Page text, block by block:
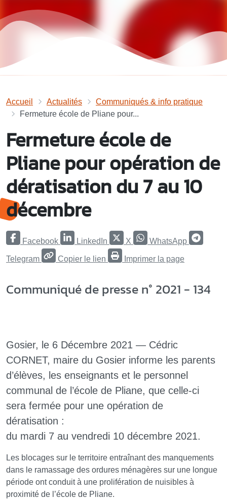
Accueil Actualités
Communiqués & info pratique
Fermeture école de Pliane pour...
Fermeture école de
Pliane pour opération de
dératisation du 7 au 10
décembre
Facebook LinkedIn X WhatsApp
Telegram Copier le lien Imprimer la page
Communiqué de presse n° 2021 - 134
Gosier, le 6 Décembre 2021 — Cédric
CORNET, maire du Gosier informe les parents
d’élèves, les enseignants et le personnel
communal de l’école de Pliane, que celle-ci
sera fermée pour une opération de
dératisation :
du mardi 7 au vendredi 10 décembre 2021.
Les blocages sur le territoire entraînant des manquements
dans le ramassage des ordures ménagères sur une longue
période ont conduit à une prolifération de nuisibles à
proximité de l’école de Pliane.